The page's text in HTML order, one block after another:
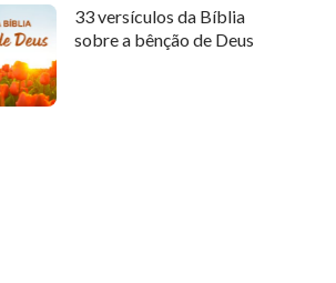
33 versículos da Bíblia
sobre a bênção de Deus